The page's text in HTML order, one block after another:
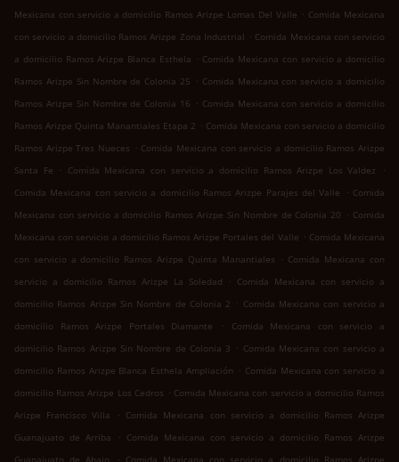
Mexicana con servicio a domicilio Ramos Arizpe Lomas Del Valle . Comida Mexicana
con servicio a domicilio Ramos Arizpe Zona Industrial . Comida Mexicana con servicio
a domicilio Ramos Arizpe Blanca Esthela . Comida Mexicana con servicio a domicilio
Ramos Arizpe Sin Nombre de Colonia 25 . Comida Mexicana con servicio a domicilio
Ramos Arizpe Sin Nombre de Colonia 16 . Comida Mexicana con servicio a domicilio
Ramos Arizpe Quinta Manantiales Etapa 2 . Comida Mexicana con servicio a domicilio
Ramos Arizpe Tres Nueces . Comida Mexicana con servicio a domicilio Ramos Arizpe
Santa Fe
. Comida Mexicana con servicio a domicilio Ramos Arizpe Los Valdez
.
Comida Mexicana con servicio a domicilio Ramos Arizpe Parajes del Valle
. Comida
Mexicana con servicio a domicilio Ramos Arizpe Sin Nombre de Colonia 20 . Comida
Mexicana con servicio a domicilio Ramos Arizpe Portales del Valle . Comida Mexicana
con servicio a domicilio Ramos Arizpe Quinta Manantiales
. Comida Mexicana con
servicio a domicilio Ramos Arizpe La Soledad
. Comida Mexicana con servicio a
domicilio Ramos Arizpe Sin Nombre de Colonia 2 . Comida Mexicana con servicio a
domicilio Ramos Arizpe Portales Diamante
.
Comida Mexicana con servicio a
domicilio Ramos Arizpe Sin Nombre de Colonia 3 . Comida Mexicana con servicio a
domicilio Ramos Arizpe Blanca Esthela Ampliación . Comida Mexicana con servicio a
domicilio Ramos Arizpe Los Cedros . Comida Mexicana con servicio a domicilio Ramos
Arizpe Francisco Villa
. Comida Mexicana con servicio a domicilio Ramos Arizpe
Guanajuato de Arriba
. Comida Mexicana con servicio a domicilio Ramos Arizpe
.